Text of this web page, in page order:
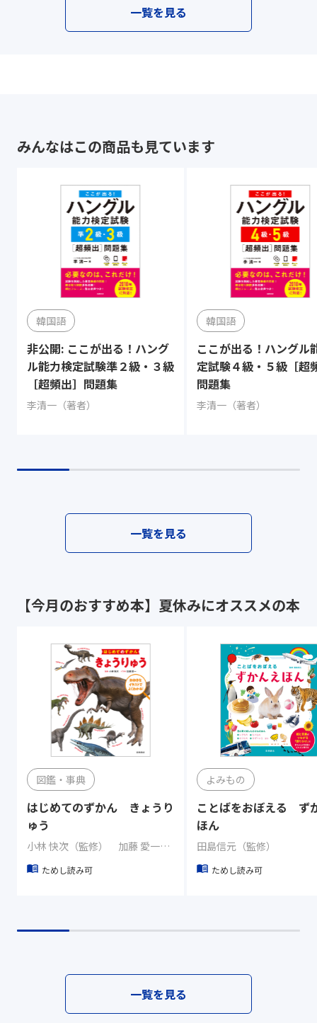
一覧を見る
みんなはこの商品も見ています
韓国語
非公開: ここが出る！ハング
ル能力検定試験準２級・３級
［超頻出］問題集
李清一（著者）
韓国語
ここが出る！ハングル
定試験４級・５級［超
問題集
李清一（著者）
一覧を見る
【今月のおすすめ本】夏休みにオススメの本
図鑑・事典
はじめてのずかん きょうり
ゅう
小林 快次（監修） 加藤 愛一（イラスト）
ためし読み可
よみもの
ことばをおぼえる ず
ほん
田島信元（監修）
ためし読み可
一覧を見る